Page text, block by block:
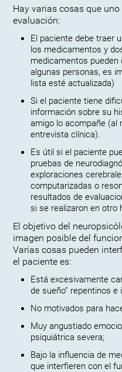
Hay varias cosas que
evaluación:
El paciente debe traer
los medicamentos y
medicamentos
algunas personas, es
lista esté actualizada)
Si el paciente tiene
información sobre su
amigo lo acompañe (al
entrevista clínica).
Es útil si el paciente
pruebas de
exploraciones
computarizadas o
resultados de
si se realizaron en otro
El objetivo del
imagen posible del
Varias cosas pueden
el paciente es:
Está excesivamente
de sueño” repentinos e
No motivados para
Muy angustiado
psiquiátrica severa;
Bajo la influencia de
que interfieren con el